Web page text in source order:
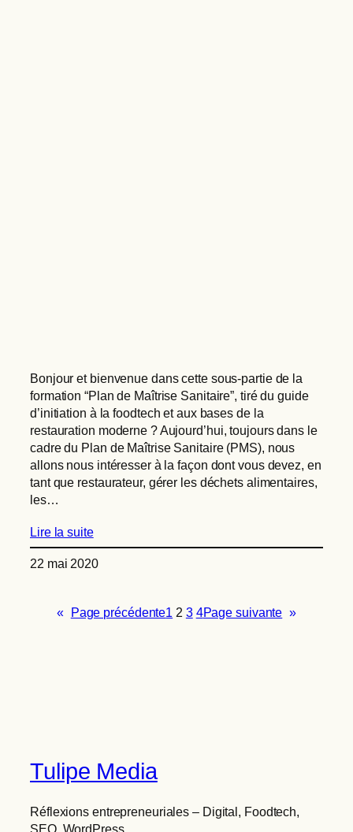
Bonjour et bienvenue dans cette sous-partie de la
formation “Plan de Maîtrise Sanitaire”, tiré du guide
d’initiation à la foodtech et aux bases de la
restauration moderne ? Aujourd’hui, toujours dans le
cadre du Plan de Maîtrise Sanitaire (PMS), nous
allons nous intéresser à la façon dont vous devez, en
tant que restaurateur, gérer les déchets alimentaires,
les…
Lire la suite
22 mai 2020
« Page précédente1 2 3 4Page suivante »
Tulipe Media
Réflexions entrepreneuriales – Digital, Foodtech,
SEO, WordPress…